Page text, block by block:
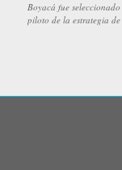
Boyacá fue
piloto de la estrategia